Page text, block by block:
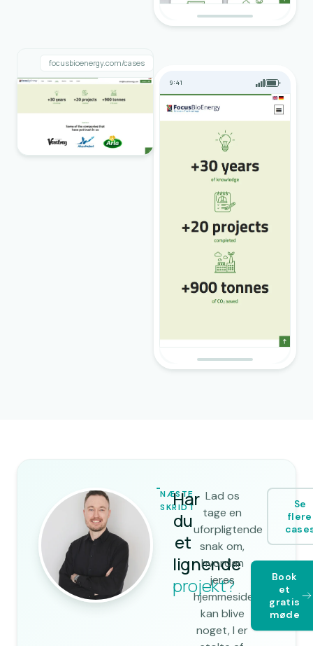
9:41
focusbioenergy.com/cases
NÆSTE
SKRIDT
Har
du
et
lignende
projekt?
Lad os
tage en
uforpligtende
snak om,
hvordan
jeres
hjemmeside
kan blive
noget, I er
Book
et
gratis
møde
Se
flere